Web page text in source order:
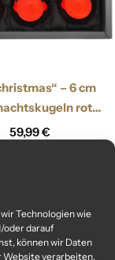
Technologien wie
oder darauf
können wir Daten
Website verarbeiten.
– 6 cm
rot
hochglanz
59,99€